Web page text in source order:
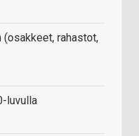
(osakkeet, rahastot,
luvulla